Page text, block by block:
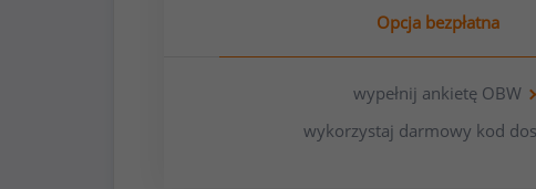
Opcja bezpłatna
wypełnij ankietę OBW
wykorzystaj darmowy kod